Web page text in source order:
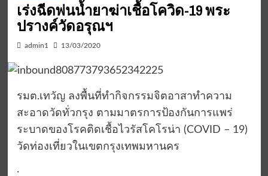
เร่งฉีดพ่นน้ำยาฆ่าเชื้อโควิด-19 พระ
ปรางค์วัดอรุณฯ
admin1 13/03/2020
รมต.เทวัญ ลงพื้นที่ทำกิจกรรมจิตอาสาทำความ
สะอาดวัดทั่วกรุง ตามมาตรการป้องกันการแพร่
ระบาดของโรคติดเชื้อไวรัสโคโรน่า (COVID – 19)
วัดท่องเที่ยวในเขตกรุงเทพมหานคร
.